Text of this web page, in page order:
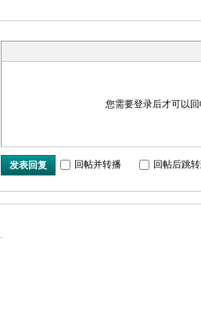
您需要登录后才可以
发表回复 回帖并转播 回帖后跳